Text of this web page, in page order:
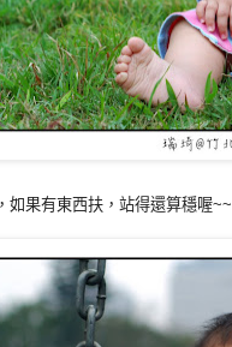
如果有東西扶，站得還算穩喔~~